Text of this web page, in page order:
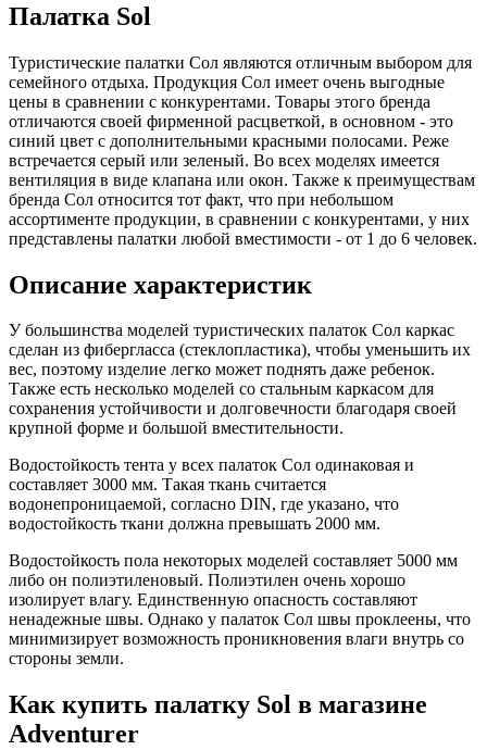
Палатка Sol
Туристические палатки Сол являются отличным выбором для
семейного отдыха. Продукция Сол имеет очень выгодные
цены в сравнении с конкурентами. Товары этого бренда
отличаются своей фирменной расцветкой, в основном - это
синий цвет с дополнительными красными полосами. Реже
встречается серый или зеленый. Во всех моделях имеется
вентиляция в виде клапана или окон. Также к преимуществам
бренда Сол относится тот факт, что при небольшом
ассортименте продукции, в сравнении с конкурентами, у них
представлены палатки любой вместимости - от 1 до 6 человек.
Описание характеристик
У большинства моделей туристических палаток Сол каркас
сделан из фибергласса (стеклопластика), чтобы уменьшить их
вес, поэтому изделие легко может поднять даже ребенок.
Также есть несколько моделей со стальным каркасом для
сохранения устойчивости и долговечности благодаря своей
крупной форме и большой вместительности.
Водостойкость тента у всех палаток Сол одинаковая и
составляет 3000 мм. Такая ткань считается
водонепроницаемой, согласно DIN, где указано, что
водостойкость ткани должна превышать 2000 мм.
Водостойкость пола некоторых моделей составляет 5000 мм
либо он полиэтиленовый. Полиэтилен очень хорошо
изолирует влагу. Единственную опасность составляют
ненадежные швы. Однако у палаток Сол швы проклеены, что
минимизирует возможность проникновения влаги внутрь со
стороны земли.
Как купить палатку Sol в магазине
Adventurer